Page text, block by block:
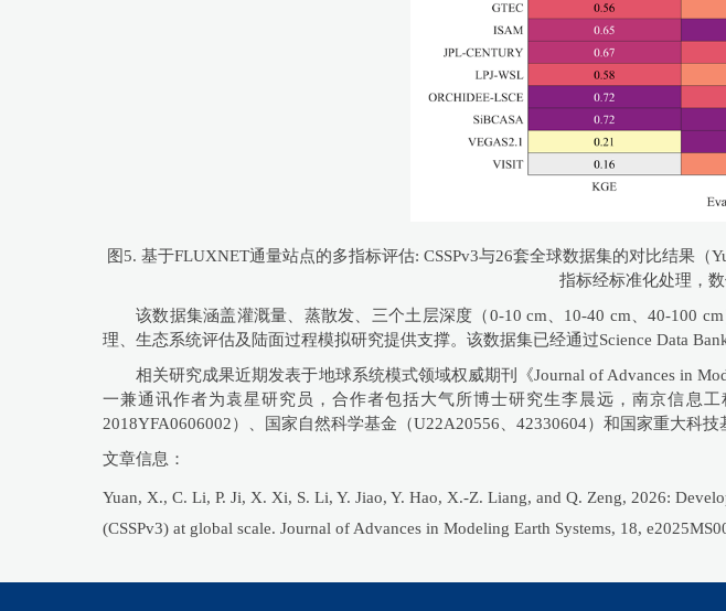
图5. 基于FLUXNET通量站点的多指标评估: CSSPv3与26套全球数据集的对比结果
指标经标准化处理，
该数据集涵盖灌溉量、蒸散发、三个土层深度（0-10 cm、10-40 cm、40-100
理、生态系统评估及陆面过程模拟研究提供支撑。该数据集已经通过Science Data
相关研究成果近期发表于地球系统模式领域权威期刊《Journal of Advances in
一兼通讯作者为袁星研究员，合作者包括大气所博士研究生李晨远，南京信息
2018YFA0606002）、国家自然科学基金（U22A20556、42330604）和国家重大科技
文章信息：
Yuan, X., C. Li, P. Ji, X. Xi, S. Li, Y. Jiao, Y. Hao, X.-Z. Liang, and Q. Zeng, 2026:
(CSSPv3) at global scale. Journal of Advances in Modeling Earth Systems, 18,